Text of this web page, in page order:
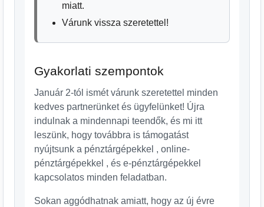
miatt.
Várunk vissza szeretettel!
Gyakorlati szempontok
Január 2-tól ismét várunk szeretettel minden
kedves partnerünket és ügyfelünket! Újra
indulnak a mindennapi teendők, és mi itt
leszünk, hogy továbbra is támogatást
nyújtsunk a pénztárgépekkel , online-
pénztárgépekkel , és e-pénztárgépekkel
kapcsolatos minden feladatban.
Sokan aggódhatnak amiatt, hogy az új évre